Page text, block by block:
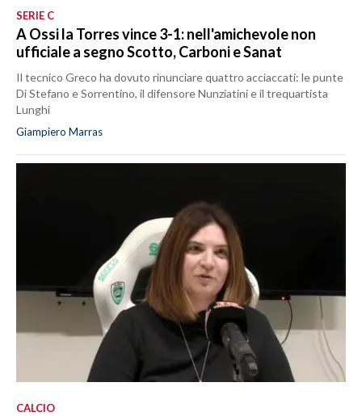
SERIE C
A Ossi la Torres vince 3-1: nell'amichevole non
ufficiale a segno Scotto, Carboni e Sanat
Il tecnico Greco ha dovuto rinunciare quattro acciaccati: le punte
Di Stefano e Sorrentino, il difensore Nunziatini e il trequartista
Lunghi
Giampiero Marras
CALCIO